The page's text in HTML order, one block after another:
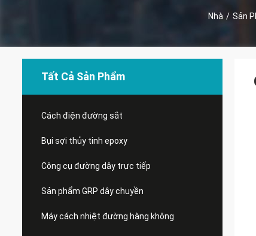
Nhà / Sản
Tất Cả Sản Phẩm
Cách điện đường sắt
Bụi sợi thủy tinh epoxy
Công cụ đường dây trực tiếp
Sản phẩm GRP dây chuyền
Máy cách nhiệt đường hàng không